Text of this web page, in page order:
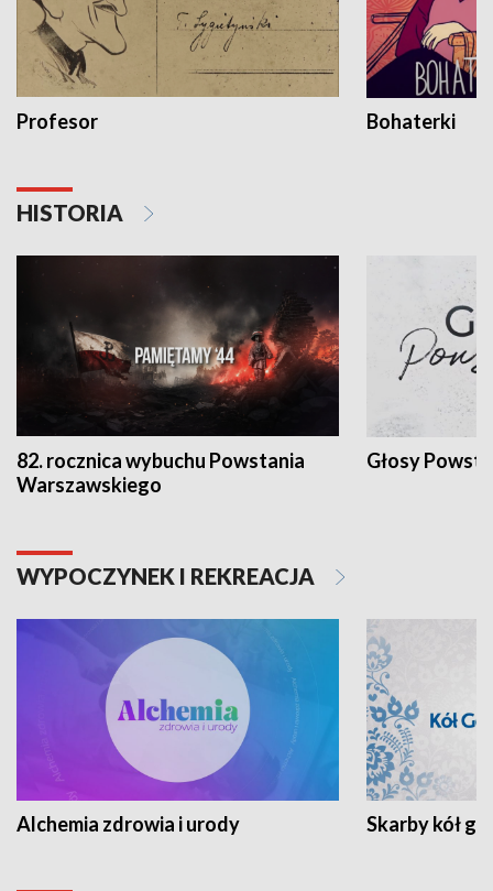
Profesor Bohaterki
HISTORIA
82. rocznica wybuchu Powstania
Warszawskiego
Głosy
WYPOCZYNEK I REKREACJA
Alchemia zdrowia i urody Skarby kół